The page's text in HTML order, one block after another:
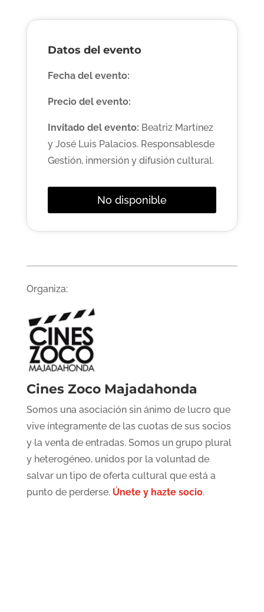
Datos del evento
Fecha del evento:
Precio del evento:
Invitado del evento: Beatriz Martínez
y José Luis Palacios. Responsablesde
Gestión, inmersión y difusión cultural.
No disponible
Organiza:
Cines Zoco Majadahonda
Somos una asociación sin ánimo de lucro que
vive íntegramente de las cuotas de sus socios
y la venta de entradas. Somos un grupo plural
y heterogéneo, unidos por la voluntad de
salvar un tipo de oferta cultural que está a
punto de perderse. Únete y hazte socio.